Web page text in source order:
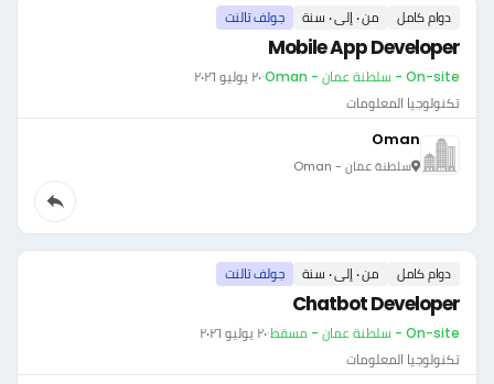
دوام كامل من ٠ إلى ٠ سنة جولف تالنت
Mobile App Developer
On-site - سلطنة عمان - Oman ·٢٠ يوليو ٢٠٢٦
تكنولوجيا المعلومات
Oman
سلطنة عمان - Oman
دوام كامل من ٠ إلى ٠ سنة جولف تالنت
Chatbot Developer
On-site - سلطنة عمان - مسقط ·٢٠ يوليو ٢٠٢٦
تكنولوجيا المعلومات